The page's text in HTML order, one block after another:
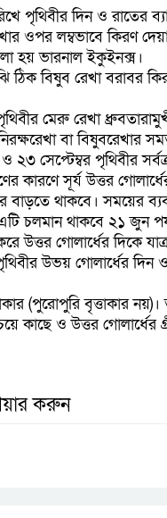
পৃথিবীর দিন ও রাতের
ওপর লম্বভাবে কিরণ
হয় ভারনাল ইকুইনক্স।
ঠিক বিষুব রেখা বরাবর
মেরু রেখা
বা বিষুবরেখার
সেপ্টেম্বর পৃথিবীর
কারণে সূর্য উত্তর
বাড়তে থাকবে। সময়ের
চলমান থাকবে ২১ জুন
উত্তর গোলার্ধের দিকে
উভয় গোলার্ধের দিন
(পুরোপুরি বৃত্তাকার
কাছে ও উত্তর গোলার্ধের
করুন